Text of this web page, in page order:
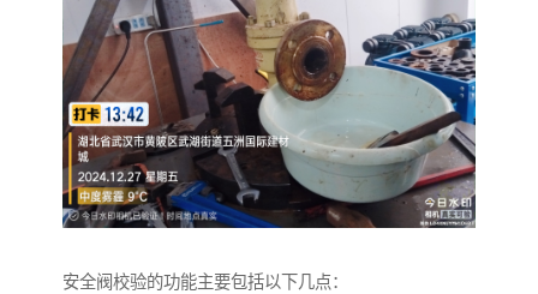
安全阀校验的功能主要包括以下几点：